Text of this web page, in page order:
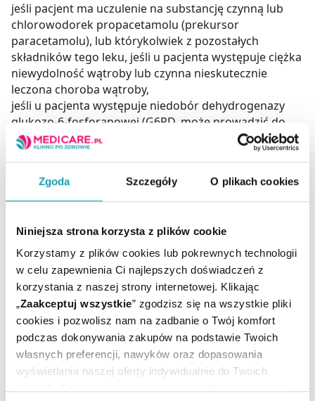
Zgoda Szczegóły O plikach cookies
Niniejsza strona korzysta z plików cookie
Korzystamy z plików cookies lub pokrewnych technologii
w celu zapewnienia Ci najlepszych doświadczeń z
korzystania z naszej strony internetowej. Klikając
„Zaakceptuj wszystkie” zgodzisz się na wszystkie pliki
cookies i pozwolisz nam na zadbanie o Twój komfort
podczas dokonywania zakupów na podstawie Twoich
własnych preferencji, nawyków oraz dopasowania
wyświetlania naszej oferty indywidualnie do Twoich
jeśli pacjent ma uczulenie na substancję czynną lub
chlorowodorek propacetamolu (prekursor
paracetamolu), lub którykolwiek z pozostałych
składników tego leku, jeśli u pacjenta występuje ciężka
niewydolność wątroby lub czynna nieskutecznie
leczona choroba wątroby,
jeśli u pacjenta występuje niedobór dehydrogenazy
glukozo-6-fosforanowej (G6PD, może prowadzić do
anemii hemolitycznej),
jeśli pacjent jest leczony inhibitorami MAO (leki
po zakończeniu leczenia,
w przypadku jednoczesnego stosowania z lekami
antagonistycznym: buprenorfiną, nalbufiną,
pentazocyną,
u pacjenta po przebytym ostatnio zapaleniu odbytu,
odbytnicy lub krwawieniu z odbytu.
Skład
Substancją czynną leku jest paracetamol.
1 czopek zawiera substancję czynną: paracetamol
(Paracetamolum) w dawce 150 mg w jednym czopku.